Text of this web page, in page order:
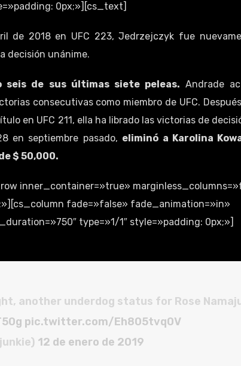
0px;»][cs_text]
de 2018 en UFC 223, Jedrzejczyk fue
decisión unánime.
seis de sus últimas siete peleas. Andrade
consecutivas como miembro de UFC.
en UFC 211, ella ha librado las victorias de
en septiembre pasado, eliminó a Karolina
$ 50,000.
inner_container=»true»
fade=»false» fade_animation=»in»
type=»1/1″ style=»padding: 0px;»]
another underdog status for Rose
pic.twitter.com/Eh805tvq0V
12 de enero de 2019